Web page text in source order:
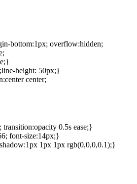
bottom:1px; overflow:hidden;
height: 50px;}
center;
0.5s ease;}
font-size:14px;}
1px 1px rgb(0,0,0,0.1);}